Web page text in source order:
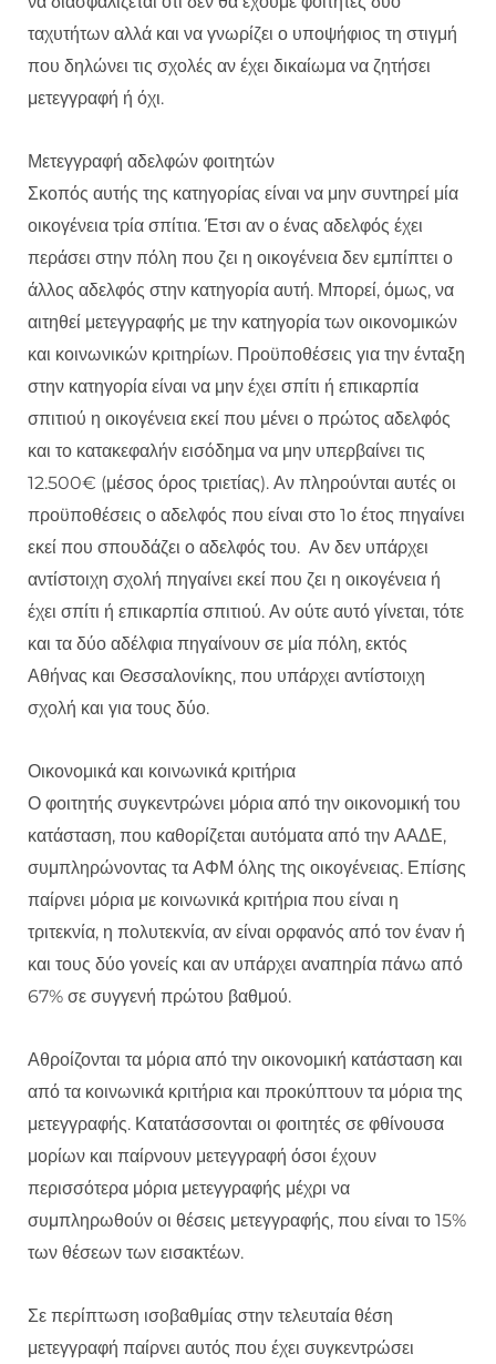
ταχυτήτων αλλά και να γνωρίζει ο υποψήφιος τη στιγμή
που δηλώνει τις σχολές αν έχει δικαίωμα να ζητήσει
μετεγγραφή ή όχι.
Μετεγγραφή αδελφών φοιτητών
Σκοπός αυτής της κατηγορίας είναι να μην συντηρεί μία
οικογένεια τρία σπίτια. Έτσι αν ο ένας αδελφός έχει
περάσει στην πόλη που ζει η οικογένεια δεν εμπίπτει ο
άλλος αδελφός στην κατηγορία αυτή. Μπορεί, όμως, να
αιτηθεί μετεγγραφής με την κατηγορία των οικονομικών
και κοινωνικών κριτηρίων. Προϋποθέσεις για την ένταξη
στην κατηγορία είναι να μην έχει σπίτι ή επικαρπία
σπιτιού η οικογένεια εκεί που μένει ο πρώτος αδελφός
και το κατακεφαλήν εισόδημα να μην υπερβαίνει τις
12.500€ (μέσος όρος τριετίας). Αν πληρούνται αυτές οι
προϋποθέσεις ο αδελφός που είναι στο 1ο έτος πηγαίνει
εκεί που σπουδάζει ο αδελφός του. Αν δεν υπάρχει
αντίστοιχη σχολή πηγαίνει εκεί που ζει η οικογένεια ή
έχει σπίτι ή επικαρπία σπιτιού. Αν ούτε αυτό γίνεται, τότε
και τα δύο αδέλφια πηγαίνουν σε μία πόλη, εκτός
Αθήνας και Θεσσαλονίκης, που υπάρχει αντίστοιχη
σχολή και για τους δύο.
Οικονομικά και κοινωνικά κριτήρια
Ο φοιτητής συγκεντρώνει μόρια από την οικονομική του
κατάσταση, που καθορίζεται αυτόματα από την ΑΑΔΕ,
συμπληρώνοντας τα ΑΦΜ όλης της οικογένειας. Επίσης
παίρνει μόρια με κοινωνικά κριτήρια που είναι η
τριτεκνία, η πολυτεκνία, αν είναι ορφανός από τον έναν ή
και τους δύο γονείς και αν υπάρχει αναπηρία πάνω από
67% σε συγγενή πρώτου βαθμού.
Αθροίζονται τα μόρια από την οικονομική κατάσταση και
από τα κοινωνικά κριτήρια και προκύπτουν τα μόρια της
μετεγγραφής. Κατατάσσονται οι φοιτητές σε φθίνουσα
μορίων και παίρνουν μετεγγραφή όσοι έχουν
περισσότερα μόρια μετεγγραφής μέχρι να
συμπληρωθούν οι θέσεις μετεγγραφής, που είναι το 15%
των θέσεων των εισακτέων.
Σε περίπτωση ισοβαθμίας στην τελευταία θέση
μετεγγραφή παίρνει αυτός που έχει συγκεντρώσει